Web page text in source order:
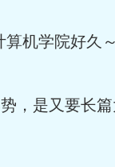
机学院好久
，是又要长